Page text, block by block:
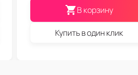
В корзину
Купить в один клик